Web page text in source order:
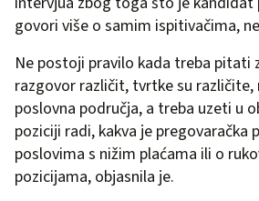
govori više o samim ispitivačima,
Ne postoji pravilo kada treba pitati
razgovor različit, tvrtke su različite,
poslovna područja, a treba uzeti u
poziciji radi, kakva je pregovaračka
poslovima s nižim plaćama ili o
pozicijama, objasnila je.